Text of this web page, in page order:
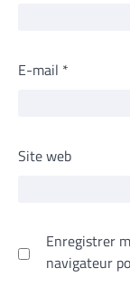
E-mail *
Site web
Enregistrer
navigateur